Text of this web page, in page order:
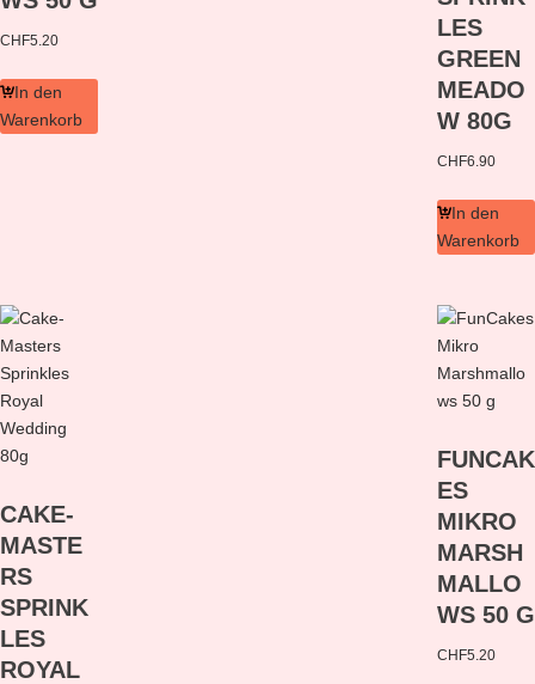
CHF5.20
In den
Warenkorb
LES
GREEN
MEADO
W 80G
CHF6.90
In den
Warenkorb
CAKE-
MASTE
RS
SPRINK
LES
ROYAL
FUNCAK
ES
MIKRO
MARSH
MALLO
WS 50 G
CHF5.20